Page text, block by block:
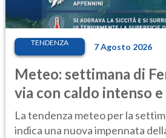
TENDENZA 7 Agosto 2026
Meteo: settimana di
via con caldo intenso
temporale
La tendenza meteo per la
indica una nuova impennata